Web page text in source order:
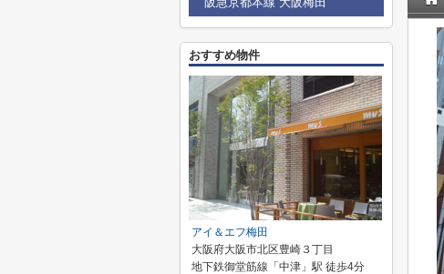
おすすめ物件
アイ＆エフ梅田
大阪府大阪市北区豊崎３丁目
地下鉄御堂筋線「中津」駅 徒歩4分